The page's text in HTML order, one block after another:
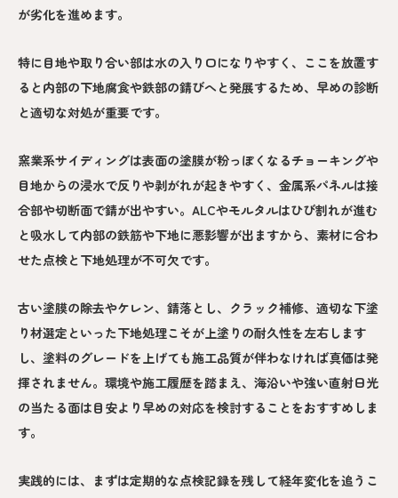
が劣化を進めます。
特に目地や取り合い部は水の入り口になりやすく、ここを放置す
ると内部の下地腐食や鉄部の錆びへと発展するため、早めの診断
と適切な対処が重要です。
窯業系サイディングは表面の塗膜が粉っぽくなるチョーキングや
目地からの浸水で反りや剥がれが起きやすく、金属系パネルは接
合部や切断面で錆が出やすい。ALCやモルタルはひび割れが進む
と吸水して内部の鉄筋や下地に悪影響が出ますから、素材に合わ
せた点検と下地処理が不可欠です。
古い塗膜の除去やケレン、錆落とし、クラック補修、適切な下塗
り材選定といった下地処理こそが上塗りの耐久性を左右します
し、塗料のグレードを上げても施工品質が伴わなければ真価は発
揮されません。環境や施工履歴を踏まえ、海沿いや強い直射日光
の当たる面は目安より早めの対応を検討することをおすすめしま
す。
実践的には、まずは定期的な点検記録を残して経年変化を追うこ